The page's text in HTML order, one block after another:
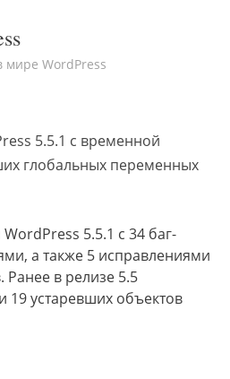
мире WordPress
5.5.1 с временной
глобальных переменных
5.5.1 с 34 баг-
а также 5 исправлениями
Ранее в релизе 5.5
19 устаревших объектов